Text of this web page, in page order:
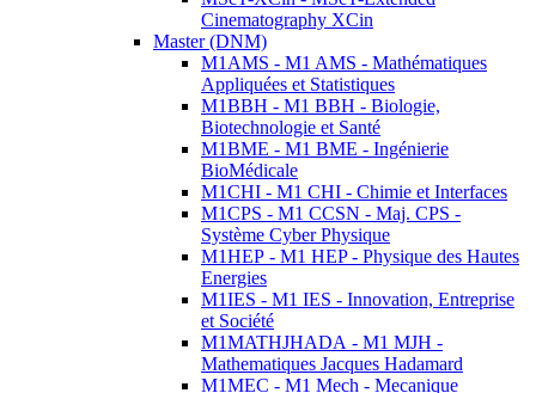
Cinematography XCin
Master (DNM)
M1AMS - M1 AMS - Mathématiques
Appliquées et Statistiques
M1BBH - M1 BBH - Biologie,
Biotechnologie et Santé
M1BME - M1 BME - Ingénierie
BioMédicale
M1CHI - M1 CHI - Chimie et Interfaces
M1CPS - M1 CCSN - Maj. CPS -
Système Cyber Physique
M1HEP - M1 HEP - Physique des Hautes
Energies
M1IES - M1 IES - Innovation, Entreprise
et Société
M1MATHJHADA - M1 MJH -
Mathematiques Jacques Hadamard
M1MEC - M1 Mech - Mecanique